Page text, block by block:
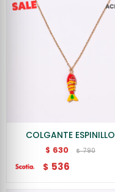
COLGANTE ESPINILLO
$ 630 $ 790
$ 536